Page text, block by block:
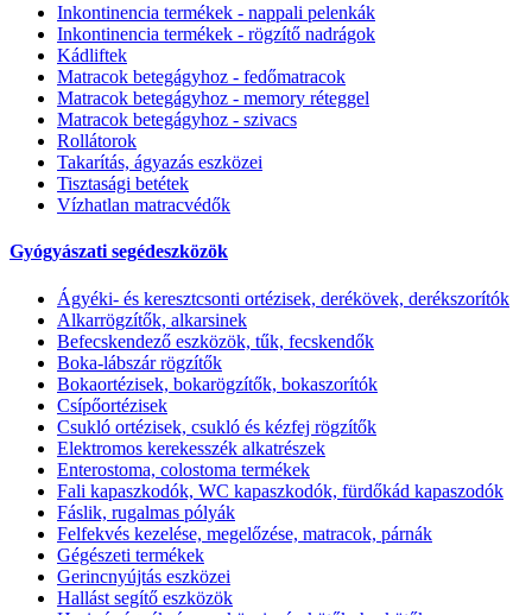
Inkontinencia termékek - nappali pelenkák
Inkontinencia termékek - rögzítő nadrágok
Kádliftek
Matracok betegágyhoz - fedőmatracok
Matracok betegágyhoz - memory réteggel
Matracok betegágyhoz - szivacs
Rollátorok
Takarítás, ágyazás eszközei
Tisztasági betétek
Vízhatlan matracvédők
Gyógyászati segédeszközök
Ágyéki- és keresztcsonti ortézisek, derékövek, derékszorítók
Alkarrögzítők, alkarsinek
Befecskendező eszközök, tűk, fecskendők
Boka-lábszár rögzítők
Bokaortézisek, bokarögzítők, bokaszorítók
Csípőortézisek
Csukló ortézisek, csukló és kézfej rögzítők
Elektromos kerekesszék alkatrészek
Enterostoma, colostoma termékek
Fali kapaszkodók, WC kapaszkodók, fürdőkád kapaszodók
Fáslik, rugalmas pólyák
Felfekvés kezelése, megelőzése, matracok, párnák
Gégészeti termékek
Gerincnyújtás eszközei
Hallást segítő eszközök